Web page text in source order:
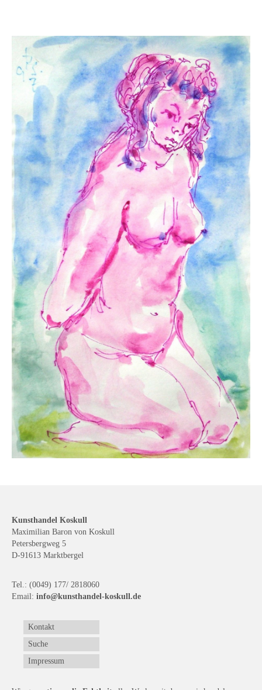
Mediterrane Landschaft
Norddeutsche Landschaften
Süddeutsche Landschaft
Selbstbildnisse
Stillleben
Neues
Tägliche Dosis Kunst
Themenflyer
Themenflyer: Trügerische Idyllen
Themenflyer: Buch und Schrift in der Kunst
Themenflyer: Sehnsucht Süden
Themenflyer: Walter Becker
Themenflyer: Richild Holt
Themenflyer: Ernst Geitlinger
Themenflyer: Michel Wagner
Weitere Themenflyer
Buchempfehlungen
Walter Becker (1893-1984) Malerei und Grafik
Der Maler Richard Sprick (1901-1976)
Über Uns
Kontakt
Über Uns
Kunsthandel Koskull
Maximilian Baron von Koskull
Petersbergweg 5
D-91613 Marktbergel
Tel.: (0049) 177/ 2818060
Email: info@kunsthandel-koskull.de
Kontakt
Suche
Impressum